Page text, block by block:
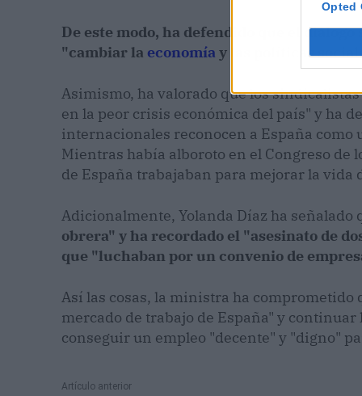
Opted
De este modo, ha defendido que el
"cambiar la economía y las políticas
Asimismo, ha valorado que los
en la peor crisis económica del país" y ha
internacionales reconocen a España
Mientras había alboroto en el Congreso de
de España trabajaban para mejorar la vida
Adicionalmente, Yolanda Díaz ha señalado
obrera" y ha recordado el "asesinato de
que "luchaban por un convenio de
Así las cosas, la ministra ha
mercado de trabajo de España" y
conseguir un empleo "decente" y "digno"
Artículo anterior